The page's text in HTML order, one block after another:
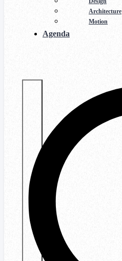
Architecture
Motion
Agenda